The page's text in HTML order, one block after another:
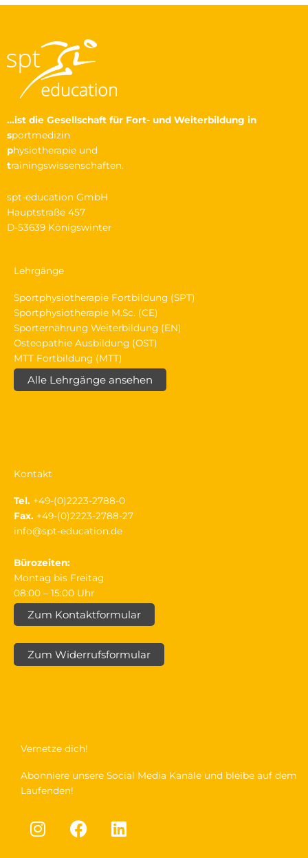
…ist die Gesellschaft für Fort- und Weiterbildung in
sportmedizin
physiotherapie und
trainingswissenschaften.
spt-education GmbH
Hauptstraße 457
D-53639 Königswinter
Lehrgänge
Sportphysiotherapie Fortbildung (SPT)
Sportphysiotherapie M.Sc. (CE)
Sporternährung Weiterbildung (EN)
Osteopathie Ausbildung (OST)
MTT Fortbildung (MTT)
Alle Lehrgänge ansehen
Kontakt
Tel. +49-(0)2223-2788-0
Fax. +49-(0)2223-2788-27
info@spt-education.de
Bürozeiten:
Montag bis Freitag
08:00 – 15:00 Uhr
Zum Kontaktformular
Zum Widerrufsformular
Vernetze dich!
Abonniere unsere Social Media Kanäle und bleibe auf dem
Laufenden!
I
n
F
a
L
i